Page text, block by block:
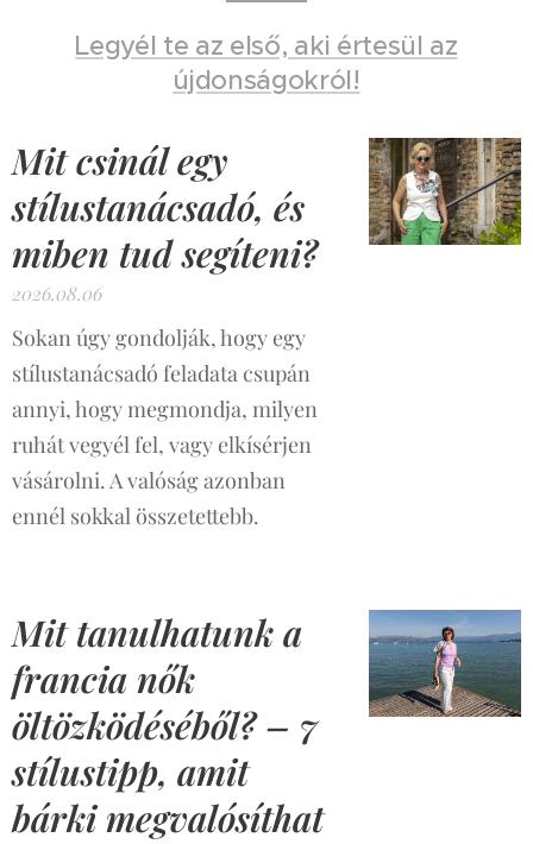
Legyél te az első, aki értesül az
újdonságokról!
Mit csinál egy
stílustanácsadó, és
miben tud segíteni?
2026.08.06
Sokan úgy gondolják, hogy egy
stílustanácsadó feladata csupán
annyi, hogy megmondja, milyen
ruhát vegyél fel, vagy elkísérjen
vásárolni. A valóság azonban
ennél sokkal összetettebb.
Mit tanulhatunk a
francia nők
öltözködéséből? – 7
stílustipp, amit
bárki megvalósíthat